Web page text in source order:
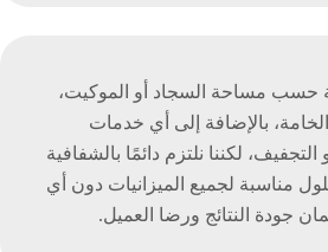
حسب مساحة السجاد أو الموكيت،
بالإضافة إلى أي خدمات
لكننا نلتزم دائمًا بالشفافية
مناسبة لجميع الميزانيات دون أي
جودة النتائج ورضا العميل.